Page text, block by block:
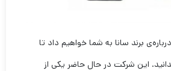
برند سانا به شما خواهیم داد تا
این شرکت در حال حاضر یکی از